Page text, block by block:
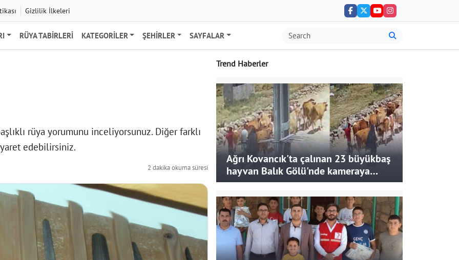
Gizlilik İlkeleri
RÜYA TABIRLERI KATEGORILER ŞEHIRLER SAYFALAR
rüya yorumunu inceliyorsunuz. Diğer farklı
edebilirsiniz.
2 dakika okuma süresi
Trend Haberler
Ağrı Kovancık'ta çalınan 23 büyükbaş
hayvan Balık Gölü'nde kameraya
takıldı